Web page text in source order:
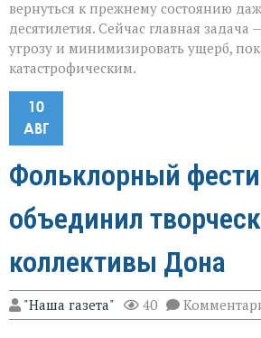
вернуться к прежнему состоянию
десятилетия. Сейчас главная задача
угрозу и минимизировать ущерб,
катастрофическим.
10
АВГ
Фольклорный
объединил
коллективы Дона
"Наша газета" 40